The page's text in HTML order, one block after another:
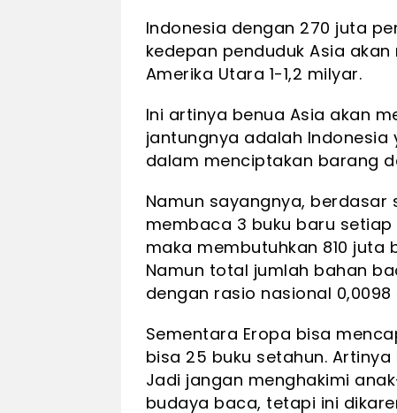
Indonesia dengan 270 juta
kedepan penduduk Asia
Amerika Utara 1-1,2 milyar.
Ini artinya benua Asia akan
jantungnya adalah
dalam menciptakan barang
Namun sayangnya,
membaca 3 buku baru setiap
maka membutuhkan 810
Namun total jumlah bahan
dengan rasio nasional
Sementara Eropa bisa
bisa 25 buku setahun.
Jadi jangan menghakimi
budaya baca, tetapi ini